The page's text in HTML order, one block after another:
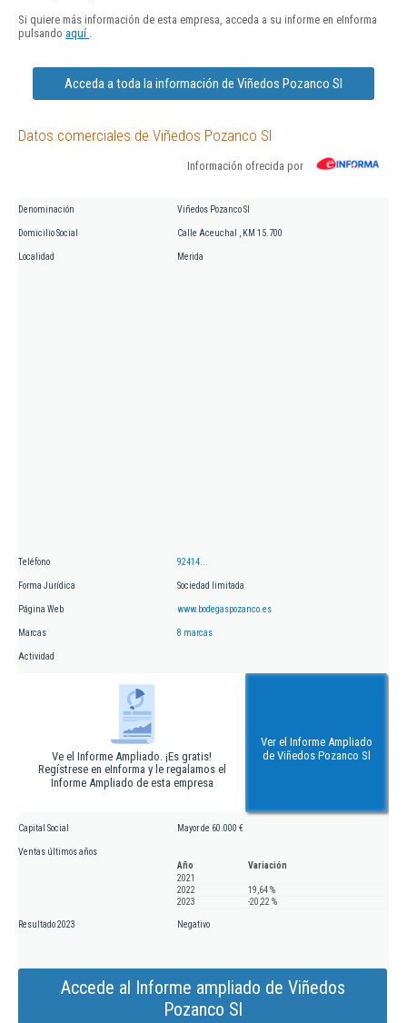
Si quiere más información de esta empresa, acceda a su informe en eInforma
pulsando aquí
Acceda a toda la información de Viñedos Pozanco Sl
Datos comerciales de Viñedos Pozanco Sl
Información ofrecida por
Denominación Viñedos Pozanco Sl
Domicilio Social Calle Aceuchal , KM 15.700
Localidad Merida
Teléfono 92414...
Forma Jurídica Sociedad limitada
Página Web www.bodegaspozanco.es
Marcas 8 marcas
Actividad
Ve el Informe Ampliado. ¡Es gratis!
Regístrese en eInforma y le regalamos el
Informe Ampliado de esta empresa
Ver el Informe Ampliado
de Viñedos Pozanco Sl
Capital Social Mayor de 60.000 €
Ventas últimos años
Año
Variación
2021
2022
19,64 %
2023
-20,22 %
Resultado 2023 Negativo
Accede al Informe ampliado de Viñedos
Pozanco Sl